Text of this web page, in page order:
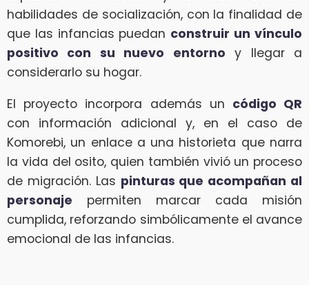
habilidades de socialización, con la finalidad de
que las infancias puedan construir un vínculo
positivo con su nuevo entorno y llegar a
considerarlo su hogar.
El proyecto incorpora además un código QR
con información adicional y, en el caso de
Komorebi, un enlace a una historieta que narra
la vida del osito, quien también vivió un proceso
de migración. Las pinturas que acompañan al
personaje permiten marcar cada misión
cumplida, reforzando simbólicamente el avance
emocional de las infancias.